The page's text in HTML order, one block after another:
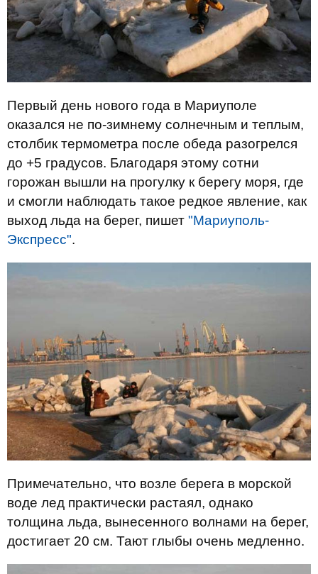
Первый день нового года в Мариуполе
оказался не по-зимнему солнечным и теплым,
столбик термометра после обеда разогрелся
до +5 градусов. Благодаря этому сотни
горожан вышли на прогулку к берегу моря, где
и смогли наблюдать такое редкое явление, как
выход льда на берег, пишет "Мариуполь-
Экспресс".
Примечательно, что возле берега в морской
воде лед практически растаял, однако
толщина льда, вынесенного волнами на берег,
достигает 20 см. Тают глыбы очень медленно.